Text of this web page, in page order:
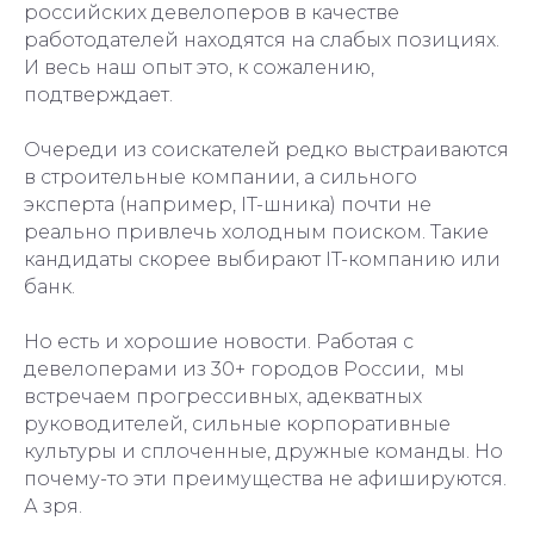
российских девелоперов в качестве
работодателей находятся на слабых позициях.
И весь наш опыт это, к сожалению,
подтверждает.
Очереди из соискателей редко выстраиваются
в строительные компании, а сильного
эксперта (например, IT-шника) почти не
реально привлечь холодным поиском. Такие
кандидаты скорее выбирают IT-компанию или
банк.
Но есть и хорошие новости. Работая с
девелоперами из 30+ городов России, мы
встречаем прогрессивных, адекватных
руководителей, сильные корпоративные
культуры и сплоченные, дружные команды. Но
почему-то эти преимущества не афишируются.
А зря.